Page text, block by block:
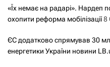
«Їх немає на радарі». Нардеп
охопити реформа мобілізації8
ЄС додатково спрямував 30
енергетики України новини